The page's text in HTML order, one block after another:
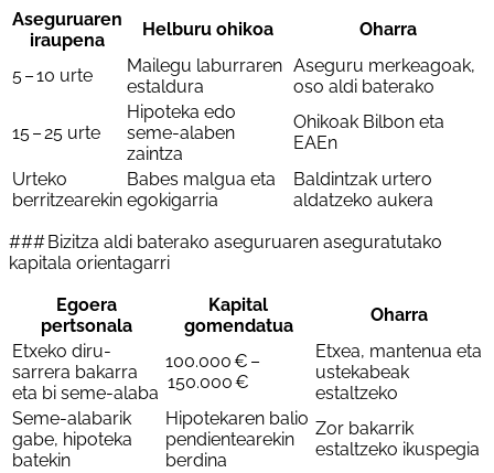
Aseguruaren
iraupena
Helburu ohikoa Oharra
5 – 10 urte
Mailegu laburraren
estaldura
Aseguru merkeagoak,
oso aldi baterako
15 – 25 urte
Hipoteka edo
seme-alaben
zaintza
Ohikoak Bilbon eta
EAEn
Urteko
berritzearekin
Babes malgua eta
egokigarria
Baldintzak urtero
aldatzeko aukera
### Bizitza aldi baterako aseguruaren aseguratutako
kapitala orientagarri
Egoera
pertsonala
Kapital
gomendatua
Oharra
Etxeko diru-
sarrera bakarra
eta bi seme-alaba
100.000 € –
150.000 €
Etxea, mantenua eta
ustekabeak
estaltzeko
Seme-alabarik
gabe, hipoteka
batekin
Hipotekaren balio
pendientearekin
berdina
Zor bakarrik
estaltzeko ikuspegia